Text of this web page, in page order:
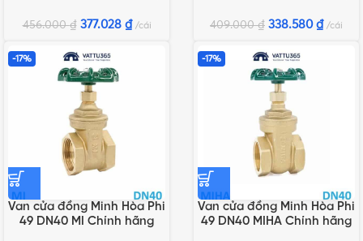
456.000₫ 377.028 ₫ cái 409.000₫ 338.580 ₫ cái
-17%
Van cửa đồng Minh Hòa Phi
49 DN40 MI Chính hãng
-17%
Van cửa đồng Minh Hòa Phi
49 DN40 MIHA Chính hãng